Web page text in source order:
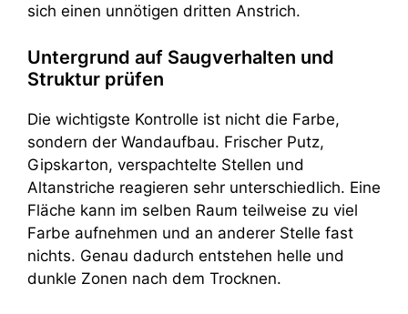
sich einen unnötigen dritten Anstrich.
Untergrund auf Saugverhalten und
Struktur prüfen
Die wichtigste Kontrolle ist nicht die Farbe,
sondern der Wandaufbau. Frischer Putz,
Gipskarton, verspachtelte Stellen und
Altanstriche reagieren sehr unterschiedlich. Eine
Fläche kann im selben Raum teilweise zu viel
Farbe aufnehmen und an anderer Stelle fast
nichts. Genau dadurch entstehen helle und
dunkle Zonen nach dem Trocknen.